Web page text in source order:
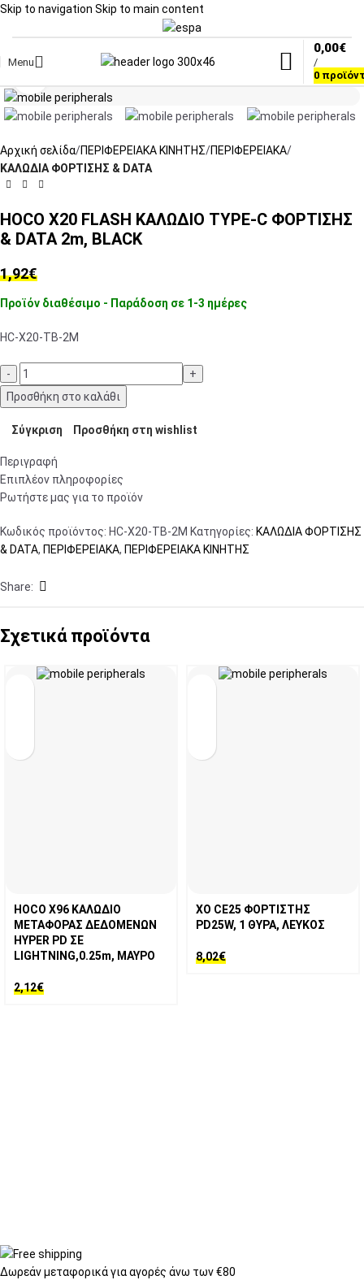
Skip to navigation Skip to main content
Menu
0
/
0,00€
Αρχική σελίδα ΠΕΡΙΦΕΡΕΙΑΚΑ ΚΙΝΗΤΗΣ ΠΕΡΙΦΕΡΕΙΑΚΑ
ΚΑΛΩΔΙΑ ΦΟΡΤΙΣΗΣ & DATA
HOCO X20 FLASH ΚΑΛΩΔΙΟ TYPE-C ΦΟΡΤΙΣΗΣ
& DATA 2m, BLACK
1,92€
Προϊόν διαθέσιμο - Παράδοση σε 1-3 ημέρες
HC-X20-TB-2M
Προσθήκη στο καλάθι
Σύγκριση Προσθήκη στη wishlist
Περιγραφή
Επιπλέον πληροφορίες
Ρωτήστε μας για το προϊόν
Κωδικός προϊόντος: HC-X20-TB-2M Κατηγορίες: ΚΑΛΩΔΙΑ ΦΟΡΤΙΣΗΣ
& DATA, ΠΕΡΙΦΕΡΕΙΑΚΑ, ΠΕΡΙΦΕΡΕΙΑΚΑ ΚΙΝΗΤΗΣ
Share:
Σχετικά προϊόντα
HOCO X96 ΚΑΛΩΔΙΟ
ΜΕΤΑΦΟΡΑΣ ΔΕΔΟΜΕΝΩΝ
HYPER PD ΣΕ
LIGHTNING,0.25m, ΜΑΥΡΟ
2,12€
XO CE25 ΦΟΡΤΙΣΤΗΣ
PD25W, 1 ΘΥΡΑ, ΛΕΥΚΟΣ
8,02€
Δωρεάν μεταφορικάγια αγορές άνω των €80